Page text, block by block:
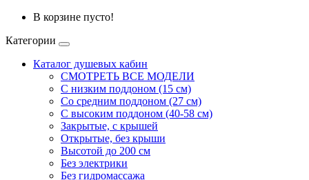
В корзине пусто!
Категории
Каталог душевых кабин
СМОТРЕТЬ ВСЕ МОДЕЛИ
С низким поддоном (15 см)
Со средним поддоном (27 см)
С высоким поддоном (40-58 см)
Закрытые, с крышей
Открытые, без крыши
Высотой до 200 см
Без электрики
Без гидромассажа